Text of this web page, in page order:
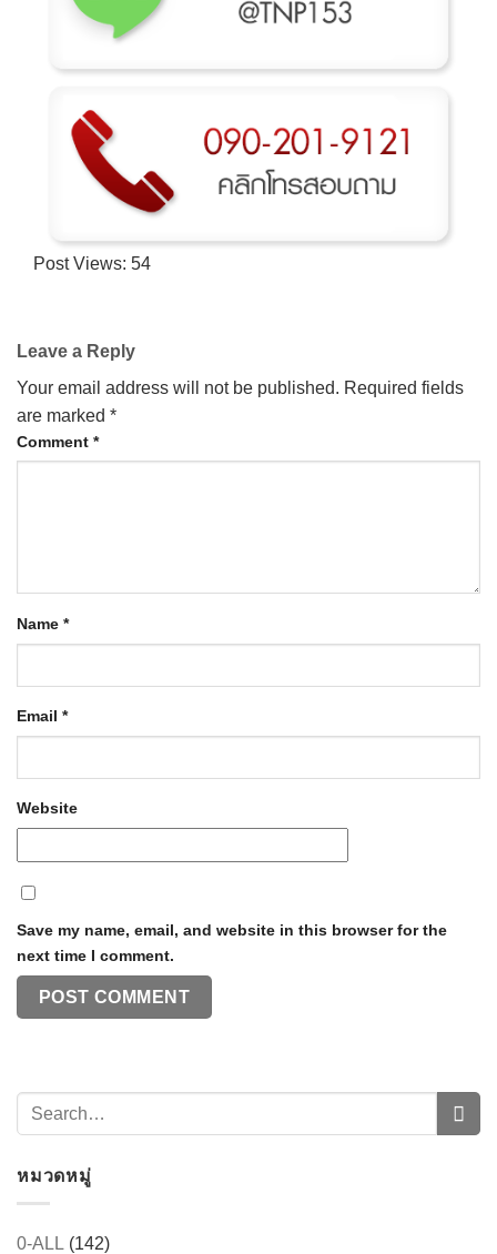
Post Views: 54
Leave a Reply
Your email address will not be published. Required fields
are marked *
Comment *
Name *
Email *
Website
Save my name, email, and website in this browser for the
next time I comment.
หมวดหมู่
0-ALL (142)